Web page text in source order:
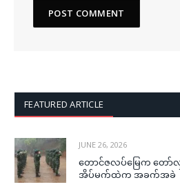
FEATURED ARTICLE
JUNE 26, 2026
တောင်ဇလပ်မြေက တော်
အိပ်မက်ထဲက အခက်အခဲ